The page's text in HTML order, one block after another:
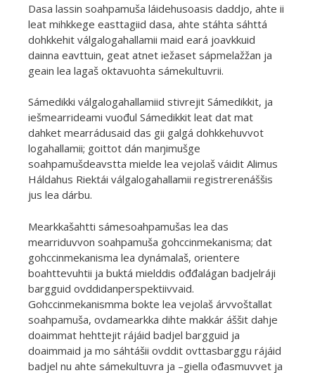
Dasa lassin soahpamuša láidehusoasis daddjo, ahte ii
leat mihkkege easttagiid dasa, ahte stáhta sáhttá
dohkkehit válgalogahallamii maid eará joavkkuid
dainna eavttuin, geat atnet iežaset sápmelažžan ja
geain lea lagaš oktavuohta sámekultuvrii.
Sámedikki válgalogahallamiid stivrejit Sámedikkit, ja
iešmearrideami vuođul Sámedikkit leat dat mat
dahket mearrádusaid das gii galgá dohkkehuvvot
logahallamii; goittot dán maŋimušge
soahpamušdeavstta mielde lea vejolaš váidit Alimus
Háldahus Riektái válgalogahallamii registrerenáššis
jus lea dárbu.
Mearkkašahtti sámesoahpamušas lea das
mearriduvvon soahpamuša gohccinmekanisma; dat
gohccinmekanisma lea dynámalaš, orientere
boahttevuhtii ja buktá mielddis ođđalágan badjelráji
bargguid ovddidanperspektiivvaid.
Gohccinmekanismma bokte lea vejolaš árvvoštallat
soahpamuša, ovdamearkka dihte makkár áššit dahje
doaimmat hehttejit rájáid badjel bargguid ja
doaimmaid ja mo sáhtášii ovddit ovttasbarggu rájáid
badjel nu ahte sámekultuvra ja –giella ođasmuvvet ja